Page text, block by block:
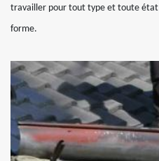
travailler pour tout type et toute état
forme.